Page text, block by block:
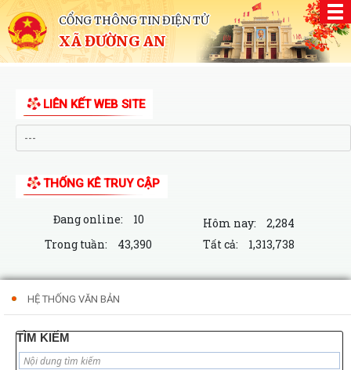
CỔNG THÔNG TIN ĐIỆN TỬ
XÃ ĐƯỜNG AN
LIÊN KẾT WEB SITE
THỐNG KÊ TRUY CẬP
Đang online: 10 Hôm nay:
2,284
Trong tuần:
43,390 Tất cả: 1,313,738
HỆ THỐNG VĂN BẢN
TÌM KIẾM